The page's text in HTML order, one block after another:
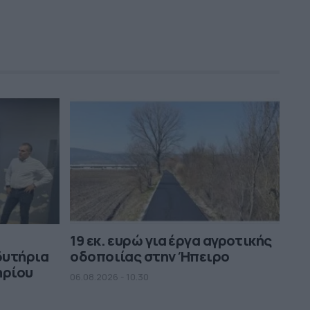
19 εκ. ευρώ για έργα αγροτικής
οδοποιίας στην Ήπειρο
06.08.2026 - 10.30